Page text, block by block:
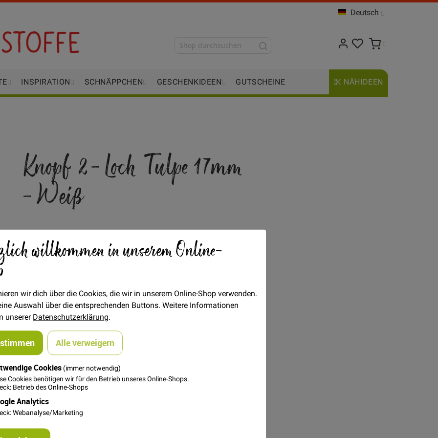
willkommen in unserem Online-
wir dich über die Cookies, die wir in unserem Online-Shop verwenden.
Auswahl über die entsprechenden Buttons. Weitere Informationen
unsererDatenschutzerklärung.
Alle verweigern
Cookies (immer notwendig)
Cookies benötigen wir für den Betrieb unseres Online-Shops.
Betrieb des Online-Shops
Analytics
Webanalyse/Marketing
Deutsch
INSPIRATION SCHNÄPPCHEN GESCHENKIDEEN GUTSCHEINE NÄHIDEEN
Knopf 2-Loch Tulpe 17mm
- Weiß
Verfügbarkeit Auf Lager
0,80 €
In den Warenkorb